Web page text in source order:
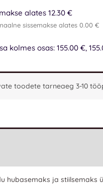
alates 12.30 €
sissemakse alates 0.00 €
kolmes osas: 155.00 €,
toodete tarneaeg 3-10
hubasemaks ja stiilsemaks